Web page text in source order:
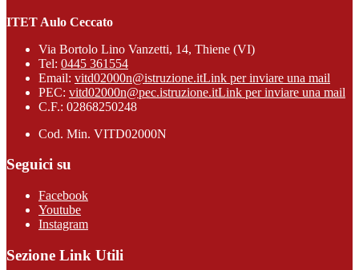
ITET Aulo Ceccato
Via Bortolo Lino Vanzetti, 14, Thiene (VI)
Tel: 0445 361554
Email: vitd02000n@istruzione.itLink per inviare una mail
PEC: vitd02000n@pec.istruzione.itLink per inviare una mail
C.F.: 02868250248
Cod. Min. VITD02000N
Seguici su
Facebook
Youtube
Instagram
Sezione Link Utili